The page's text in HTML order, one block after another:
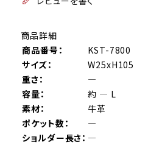
商品詳細
商品番号：
KST-7800
サイズ：
W25xH105
重さ：
―
容量：
約 ― L
素材：
牛革
ポケット数：
―
ショルダー長さ： ―